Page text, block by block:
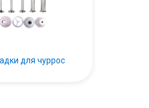
для чуррос